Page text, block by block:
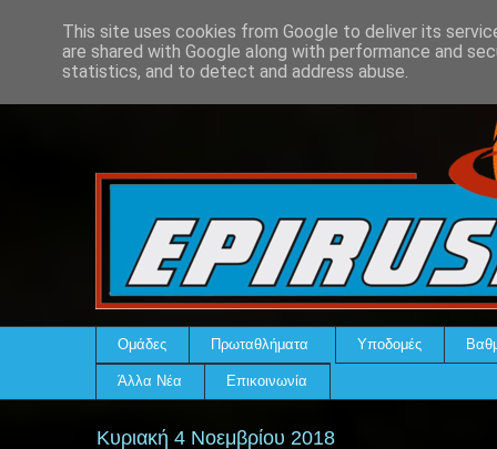
Ομάδες Πρωταθλήματα Υποδομές
Άλλα Νέα Επικοινωνία
Κυριακή 4 Νοεμβρίου 2018
This site uses cookies from Google to deliver its
are shared with Google along with performance and
statistics, and to detect and address abuse.